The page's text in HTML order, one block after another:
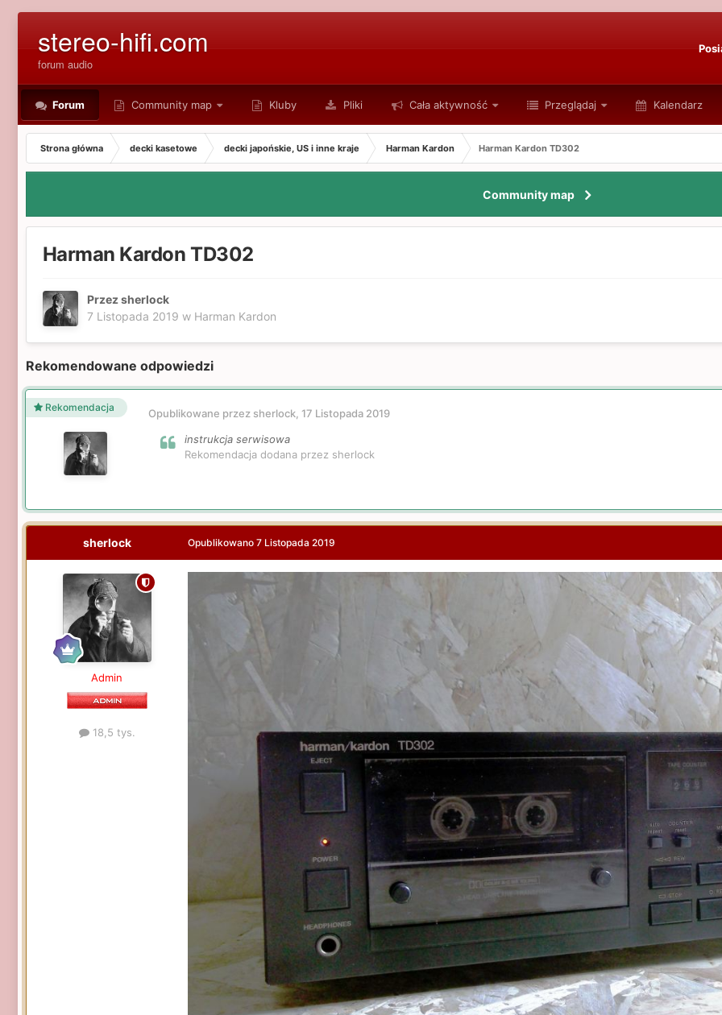
stereo-hifi.com
forum audio
Forum Community map Kluby Pliki Cała aktywność Przeglądaj Kalendarz
Strona główna decki kasetowe decki japońskie, US i inne kraje Harman Kardon Harman Kardon TD302
Community map
Harman Kardon TD302
Przez sherlock
7 Listopada 2019 w Harman Kardon
Rekomendowane odpowiedzi
Rekomendacja Opublikowane przez sherlock, 17 Listopada 2019
instrukcja serwisowa
Rekomendacja dodana przez sherlock
sherlock
Admin
18,5 tys.
Opublikowano 7 Listopada 2019